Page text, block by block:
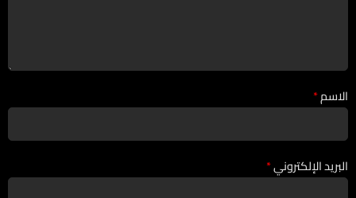
الاسم*
البريد الإلكتروني*